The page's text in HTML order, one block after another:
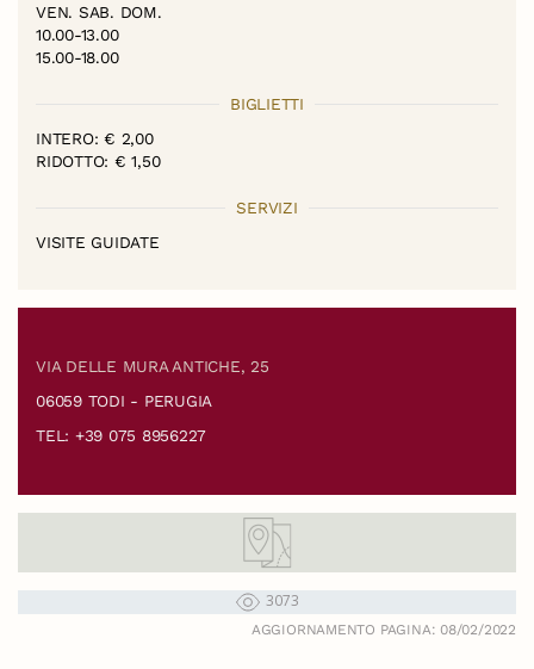
VEN. SAB. DOM.
10.00-13.00
15.00-18.00
BIGLIETTI
INTERO: € 2,00
RIDOTTO: € 1,50
SERVIZI
VISITE GUIDATE
VIA DELLE MURA ANTICHE, 25
06059 TODI - PERUGIA
TEL: +39 075 8956227
3073
AGGIORNAMENTO PAGINA: 08/02/2022